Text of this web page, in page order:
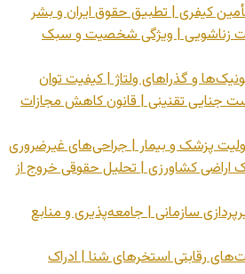
تأمین کیفری | تطبیق حقوق ایران و بشر
زناشویی | ویژگی شخصیت و سبک
و گذراهای ولتاژ | کیفیت توان
جنایی تقنینی | قانون کاهش مجازات
پزشک و بیمار | جراحی‌های غیرضروری
اراضی کشاورزی | تحلیل حقوقی خروج از
سازمانی | جامعه‌پذیری و منابع
رقابتی استخرهای شنا | ادراک